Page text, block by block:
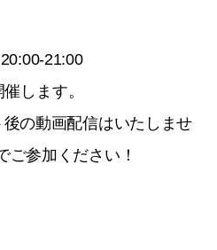
21:00
します。
の動画配信はいたしませ
ご参加ください！